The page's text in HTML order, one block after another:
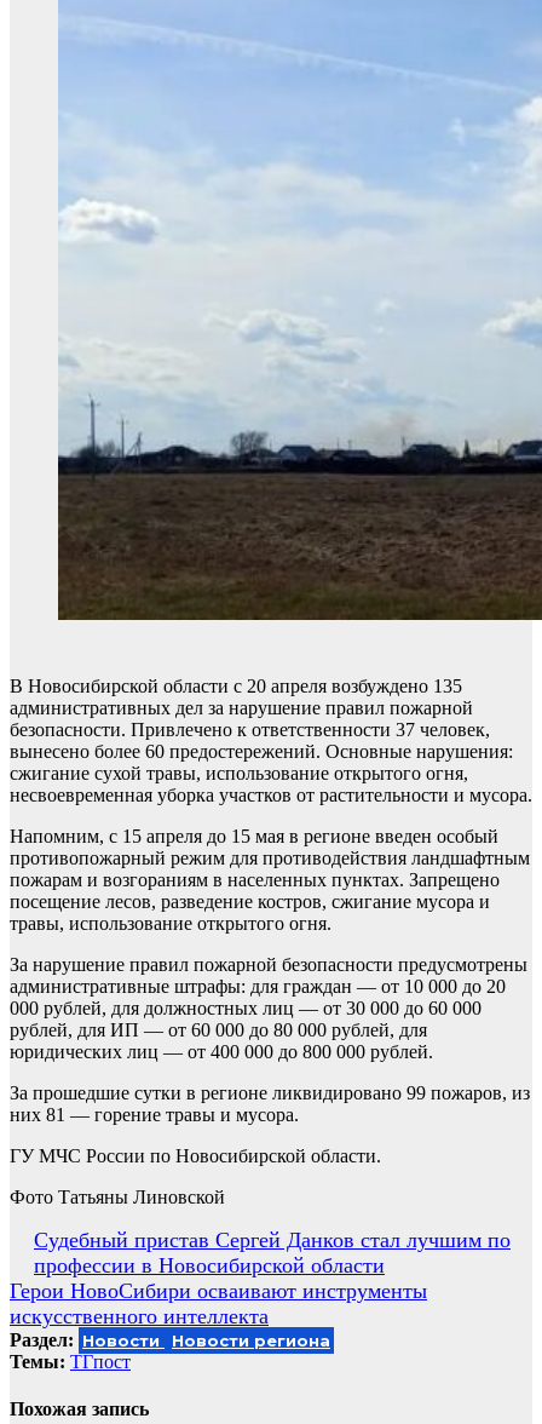
В Новосибирской области с 20 апреля возбуждено 135
административных дел за нарушение правил пожарной
безопасности. Привлечено к ответственности 37 человек,
вынесено более 60 предостережений. Основные нарушения:
сжигание сухой травы, использование открытого огня,
несвоевременная уборка участков от растительности и мусора.
Напомним, с 15 апреля до 15 мая в регионе введен особый
противопожарный режим для противодействия ландшафтным
пожарам и возгораниям в населенных пунктах. Запрещено
посещение лесов, разведение костров, сжигание мусора и
травы, использование открытого огня.
За нарушение правил пожарной безопасности предусмотрены
административные штрафы: для граждан — от 10 000 до 20
000 рублей, для должностных лиц — от 30 000 до 60 000
рублей, для ИП — от 60 000 до 80 000 рублей, для
юридических лиц — от 400 000 до 800 000 рублей.
За прошедшие сутки в регионе ликвидировано 99 пожаров, из
них 81 — горение травы и мусора.
ГУ МЧС России по Новосибирской области.
Фото Татьяны Линовской
Навигация
по
записям
Судебный пристав Сергей Данков стал лучшим по
профессии в Новосибирской области
Герои НовоСибири осваивают инструменты
искусственного интеллекта
Раздел: Новости Новости региона
Темы: ТГпост
Похожая запись